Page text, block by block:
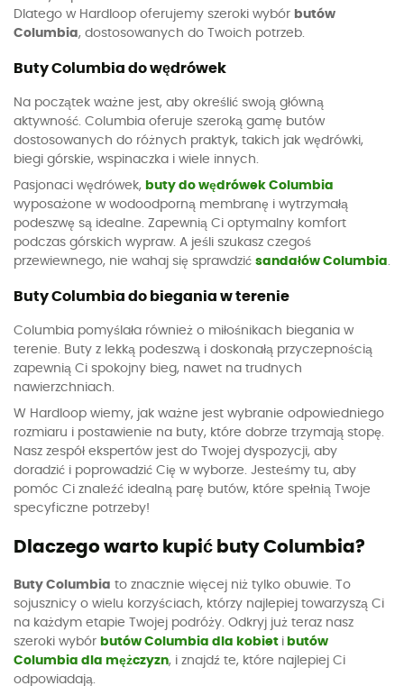
Dlatego w Hardloop oferujemy szeroki wybór butów
Columbia, dostosowanych do Twoich potrzeb.
Buty Columbia do wędrówek
Na początek ważne jest, aby określić swoją główną
aktywność. Columbia oferuje szeroką gamę butów
dostosowanych do różnych praktyk, takich jak wędrówki,
biegi górskie, wspinaczka i wiele innych.
Pasjonaci wędrówek, buty do wędrówek Columbia
wyposażone w wodoodporną membranę i wytrzymałą
podeszwę są idealne. Zapewnią Ci optymalny komfort
podczas górskich wypraw. A jeśli szukasz czegoś
przewiewnego, nie wahaj się sprawdzić sandałów Columbia.
Buty Columbia do biegania w terenie
Columbia pomyślała również o miłośnikach biegania w
terenie. Buty z lekką podeszwą i doskonałą przyczepnością
zapewnią Ci spokojny bieg, nawet na trudnych
nawierzchniach.
W Hardloop wiemy, jak ważne jest wybranie odpowiedniego
rozmiaru i postawienie na buty, które dobrze trzymają stopę.
Nasz zespół ekspertów jest do Twojej dyspozycji, aby
doradzić i poprowadzić Cię w wyborze. Jesteśmy tu, aby
pomóc Ci znaleźć idealną parę butów, które spełnią Twoje
specyficzne potrzeby!
Dlaczego warto kupić buty Columbia?
Buty Columbia to znacznie więcej niż tylko obuwie. To
sojusznicy o wielu korzyściach, którzy najlepiej towarzyszą Ci
na każdym etapie Twojej podróży. Odkryj już teraz nasz
szeroki wybór butów Columbia dla kobiet i butów
Columbia dla mężczyzn, i znajdź te, które najlepiej Ci
odpowiadają.